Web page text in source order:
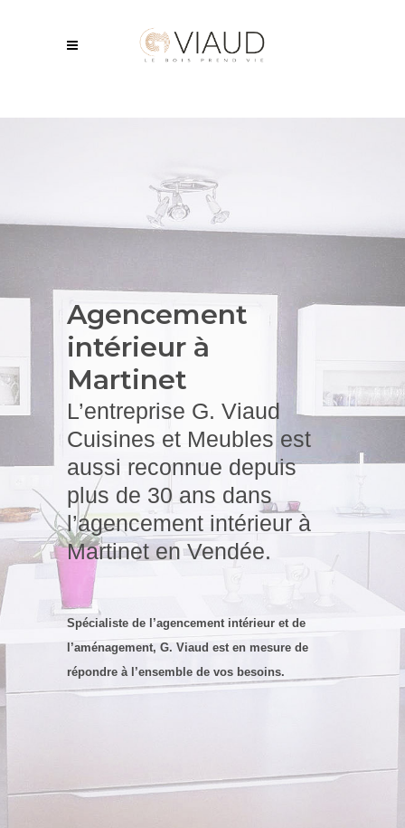
Agencement
intérieur à
Martinet
L’entreprise G. Viaud
Cuisines et Meubles est
aussi reconnue depuis
plus de 30 ans dans
l’agencement intérieur à
Martinet en Vendée.
Spécialiste de l’agencement intérieur et de
l’aménagement, G. Viaud est en mesure de
répondre à l’ensemble de vos besoins.